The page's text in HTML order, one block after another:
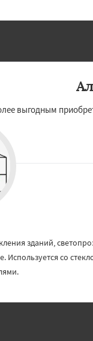
выгодным
зданий,
со